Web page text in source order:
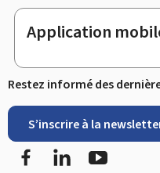
Application
Restez informé des
S’inscrire à la
FacebookLinkedIn